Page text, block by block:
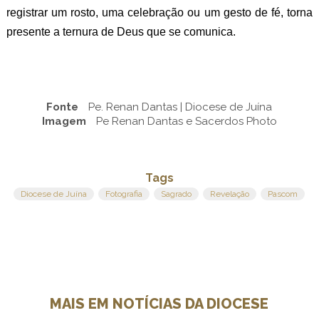
registrar um rosto, uma celebração ou um gesto de fé, torna
presente a ternura de Deus que se comunica.
Fonte
Pe. Renan Dantas | Diocese de Juína
Imagem
Pe Renan Dantas e Sacerdos Photo
Tags
Diocese de Juína Fotografia Sagrado Revelação Pascom
MAIS EM NOTÍCIAS DA DIOCESE